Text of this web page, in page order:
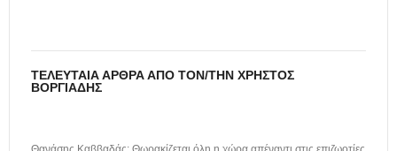
ΤΕΛΕΥΤΑΊΑ ΆΡΘΡΑ ΑΠΌ ΤΟΝ/ΤΗΝ ΧΡΉΣΤΟΣ
ΒΟΡΓΙΆΔΗΣ